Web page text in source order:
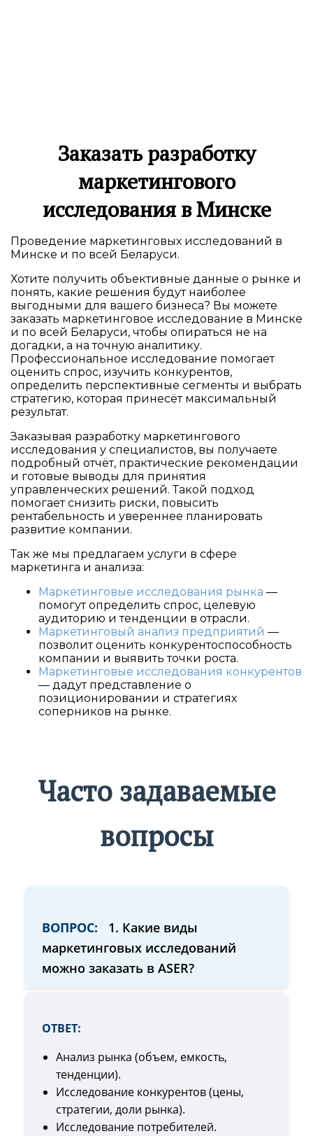
Заказать разработку
маркетингового
исследования в Минске
Проведение маркетинговых исследований в
Минске и по всей Беларуси.
Хотите получить объективные данные о рынке и
понять, какие решения будут наиболее
выгодными для вашего бизнеса? Вы можете
заказать маркетинговое исследование в Минске
и по всей Беларуси, чтобы опираться не на
догадки, а на точную аналитику.
Профессиональное исследование помогает
оценить спрос, изучить конкурентов,
определить перспективные сегменты и выбрать
стратегию, которая принесёт максимальный
результат.
Заказывая разработку маркетингового
исследования у специалистов, вы получаете
подробный отчёт, практические рекомендации
и готовые выводы для принятия
управленческих решений. Такой подход
помогает снизить риски, повысить
рентабельность и увереннее планировать
развитие компании.
Так же мы предлагаем услуги в сфере
маркетинга и анализа:
Маркетинговые исследования рынка —
помогут определить спрос, целевую
аудиторию и тенденции в отрасли.
Маркетинговый анализ предприятий —
позволит оценить конкурентоспособность
компании и выявить точки роста.
Маркетинговые исследования конкурентов
— дадут представление о
позиционировании и стратегиях
соперников на рынке.
Часто задаваемые
вопросы
ВОПРОС:
1. Какие виды
маркетинговых исследований
можно заказать в ASER?
ОТВЕТ:
Анализ рынка (объем, емкость,
тенденции).
Исследование конкурентов (цены,
стратегии, доли рынка).
Исследование потребителей.